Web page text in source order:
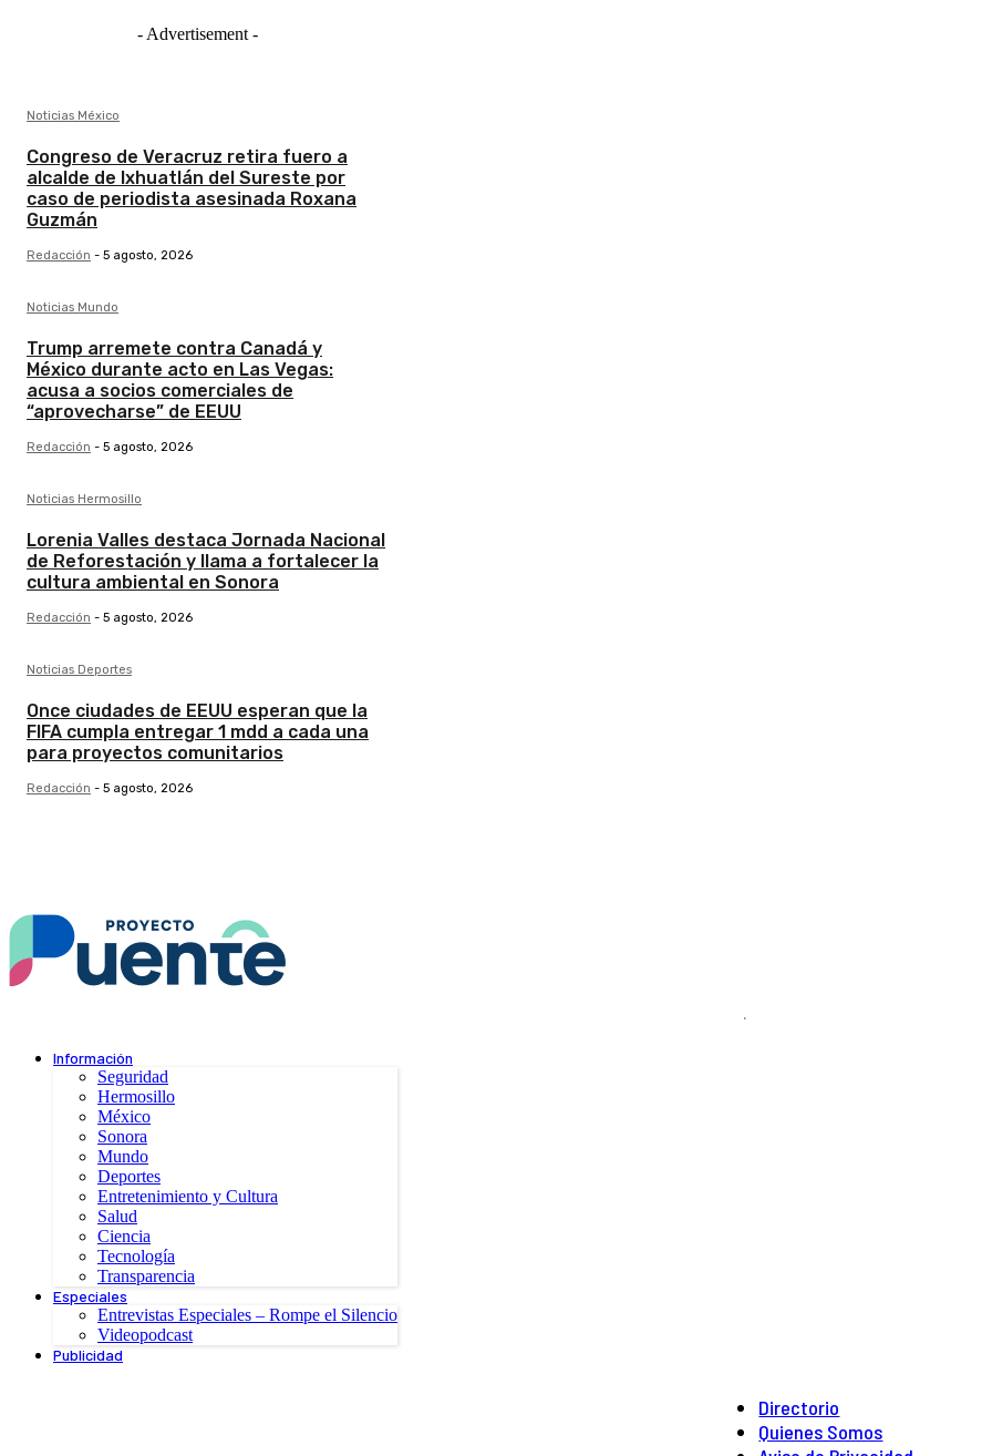
- Advertisement -
Noticias México
Congreso de Veracruz retira fuero a
alcalde de Ixhuatlán del Sureste por
caso de periodista asesinada Roxana
Guzmán
Redacción - 5 agosto, 2026
Noticias Mundo
Trump arremete contra Canadá y
México durante acto en Las Vegas:
acusa a socios comerciales de
“aprovecharse” de EEUU
Redacción - 5 agosto, 2026
Noticias Hermosillo
Lorenia Valles destaca Jornada Nacional
de Reforestación y llama a fortalecer la
cultura ambiental en Sonora
Redacción - 5 agosto, 2026
Noticias Deportes
Once ciudades de EEUU esperan que la
FIFA cumpla entregar 1 mdd a cada una
para proyectos comunitarios
Redacción - 5 agosto, 2026
.
Información
Seguridad
Hermosillo
México
Sonora
Mundo
Deportes
Entretenimiento y Cultura
Salud
Ciencia
Tecnología
Transparencia
Especiales
Entrevistas Especiales – Rompe el Silencio
Videopodcast
Publicidad
Directorio
Quienes Somos